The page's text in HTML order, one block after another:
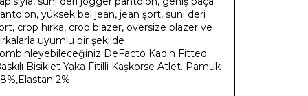
yüksek bel jean, jean şort, suni deri
crop hırka, crop blazer, oversize blazer ve
uyumlu bir şekilde
DeFacto Kadın Fitted
Bisiklet Yaka Fitilli Kaşkorse Atlet. Pamuk
2%